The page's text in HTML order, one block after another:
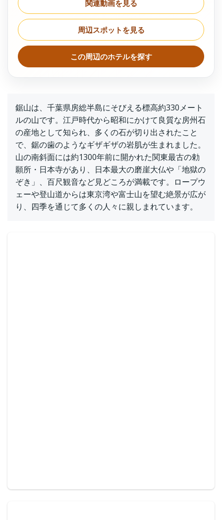
関連動画を見る
周辺スポットを見る
この周辺のホテルを探す
鋸山は、千葉県房総半島にそびえる標高約330メート
ルの山です。江戸時代から昭和にかけて良質な房州石
の産地として知られ、多くの石が切り出されたこと
で、鋸の歯のようなギザギザの岩肌が生まれました。
山の南斜面には約1300年前に開かれた関東最古の勅
願所・日本寺があり、日本最大の磨崖大仏や「地獄の
ぞき」、百尺観音など見どころが満載です。ロープウ
ェーや登山道からは東京湾や富士山を望む絶景が広が
り、四季を通じて多くの人々に親しまれています。